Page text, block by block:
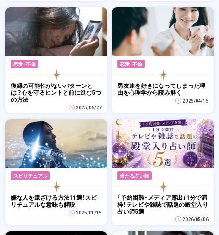
恋愛・不倫
復縁の可能性がないパターンと
は？心を守るヒントと前に進む5つ
の方法
2025/06/27
恋愛・不倫
男友達を好きになってしまった理
由を心理学から読み解く
2025/04/15
スピリチュアル
嫌な人を遠ざける方法11選！スピ
リチュアルな意味も解説
2025/01/15
当たる占い師
「予約困難・メディア露出」1分で満
枠！テレビや雑誌で話題の殿堂入り
占い師5選
2026/05/06